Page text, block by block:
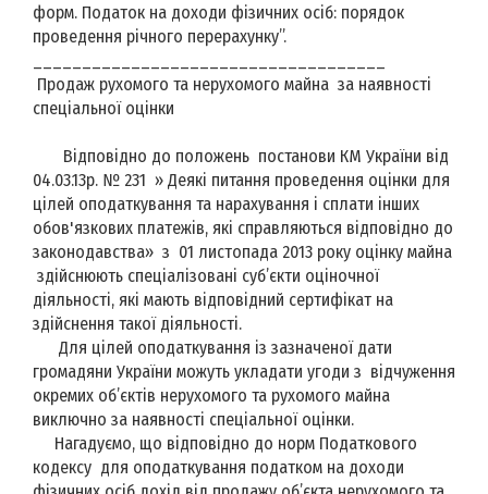
форм. Податок на доходи фізичних осіб: порядок
проведення річного перерахунку”.
Продаж рухомого та нерухомого майна за наявності
спеціальної оцінки
Відповідно до положень постанови КМ України від
04.03.13р. № 231 » Деякі питання проведення оцінки для
цілей оподаткування та нарахування і сплати інших
обов'язкових платежів, які справляються відповідно до
законодавства» з 01 листопада 2013 року оцінку майна
здійснюють спеціалізовані суб’єкти оціночної
діяльності, які мають відповідний сертифікат на
здійснення такої діяльності.
Для цілей оподаткування із зазначеної дати
громадяни України можуть укладати угоди з відчуження
окремих об’єктів нерухомого та рухомого майна
виключно за наявності спеціальної оцінки.
Нагадуємо, що відповідно до норм Податкового
кодексу для оподаткування податком на доходи